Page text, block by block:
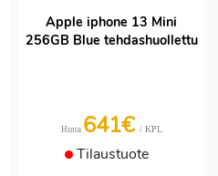
Apple iphone 13 Mini
256GB Blue tehdashuollettu
Hinta 641€ / KPL
Tilaustuote